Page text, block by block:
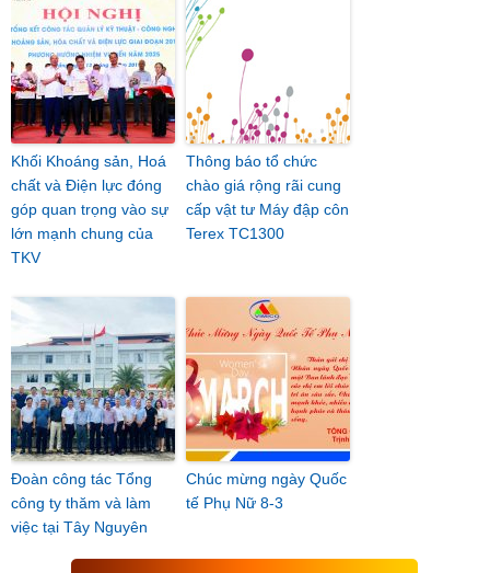
Khối Khoáng sản, Hoá
chất và Điện lực đóng
góp quan trọng vào sự
lớn mạnh chung của
TKV
Thông báo tổ chức
chào giá rộng rãi cung
cấp vật tư Máy đập côn
Terex TC1300
Đoàn công tác Tổng
công ty thăm và làm
việc tại Tây Nguyên
Chúc mừng ngày Quốc
tế Phụ Nữ 8-3